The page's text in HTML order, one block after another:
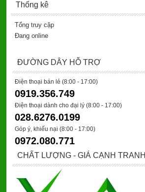
Thống kê
Tổng truy cập
Đang online
ĐƯỜNG DÂY HỖ TRỢ
Điện thoại bán lẻ (8:00 - 17:00)
0919.356.749
Điện thoại dành cho đại lý(8:00 - 17:00)
028.6276.0199
Góp ý, khiếu nại (8:00 - 17:00)
0972.080.771
CHẤT LƯỢNG - GIÁ CẠNH TRANH